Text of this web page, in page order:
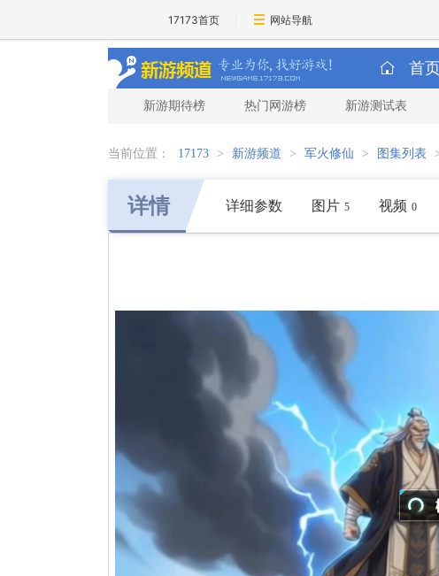
17173首页 网站导航
首页
新游期待榜 热门网游榜 新游测试表
当前位置： 17173 > 新游频道 > 军火修仙 > 图集列表
详情 详细参数 图片 5 视频 0